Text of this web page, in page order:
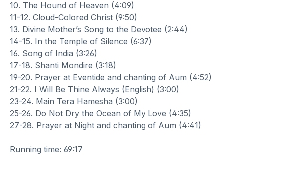
10. The Hound of Heaven (4:09)
11-12. Cloud-Colored Christ (9:50)
13. Divine Mother’s Song to the Devotee (2:44)
14-15. In the Temple of Silence (6:37)
16. Song of India (3:26)
17-18. Shanti Mondire (3:18)
19-20. Prayer at Eventide and chanting of Aum (4:52)
21-22. I Will Be Thine Always (English) (3:00)
23-24. Main Tera Hamesha (3:00)
25-26. Do Not Dry the Ocean of My Love (4:35)
27-28. Prayer at Night and chanting of Aum (4:41)
Running time: 69:17